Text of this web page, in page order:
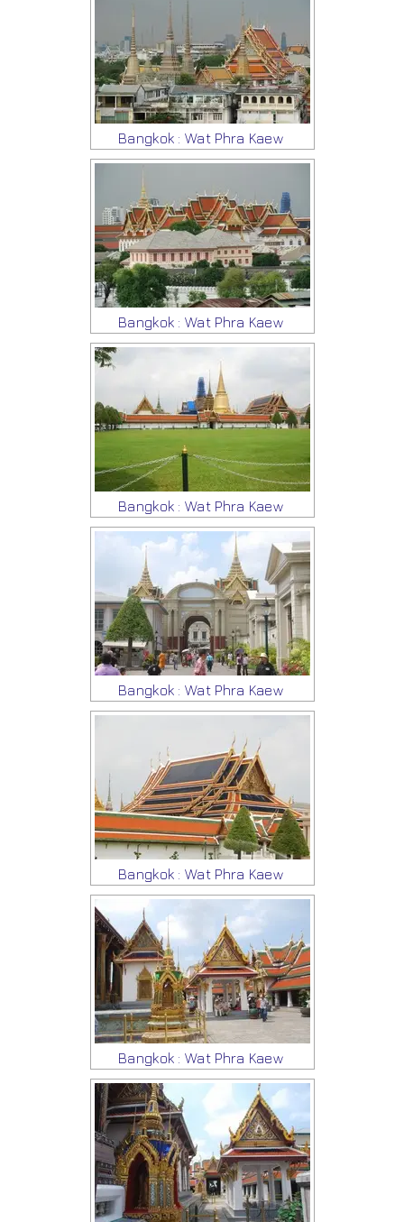
Bangkok : Wat Phra Kaew
Bangkok : Wat Phra Kaew
Bangkok : Wat Phra Kaew
Bangkok : Wat Phra Kaew
Bangkok : Wat Phra Kaew
Bangkok : Wat Phra Kaew